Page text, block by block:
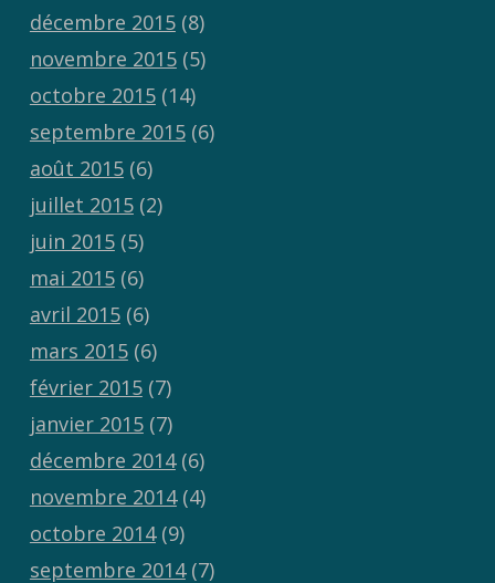
décembre 2015(8)
novembre 2015(5)
octobre 2015(14)
septembre 2015(6)
août 2015(6)
juillet 2015(2)
juin 2015(5)
mai 2015(6)
avril 2015(6)
mars 2015(6)
février 2015(7)
janvier 2015(7)
décembre 2014(6)
novembre 2014(4)
octobre 2014(9)
septembre 2014(7)